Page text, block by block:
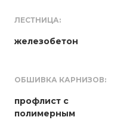
ЛЕСТНИЦА:
железобетон
ОБШИВКА КАРНИЗОВ:
профлист с
полимерным